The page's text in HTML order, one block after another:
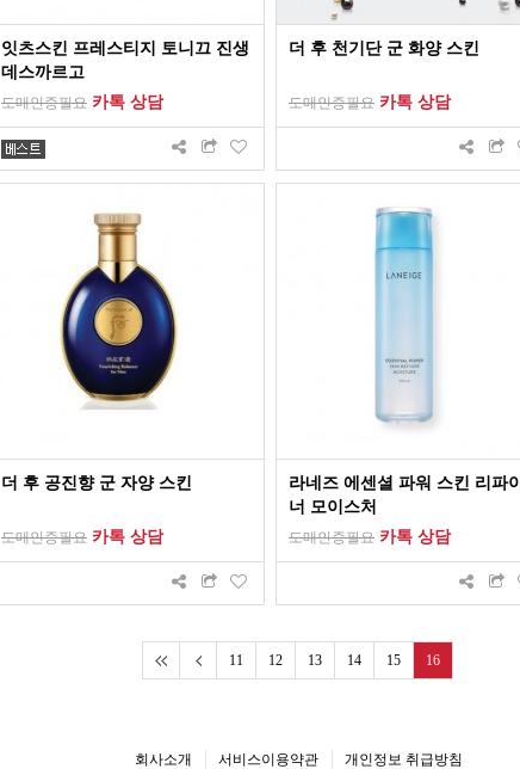
잇츠스킨 프레스티지 토니끄 진생
데스까르고
도매인증필요 카톡 상담
더 후 천기단 군 화양 스킨
도매인증필요 카톡 상담
더 후 공진향 군 자양 스킨
도매인증필요 카톡 상담
라네즈 에센셜 파워 스킨 리파이
너 모이스처
도매인증필요 카톡 상담
11 12 13 14 15 16
회사소개 서비스이용약관 개인정보 취급방침